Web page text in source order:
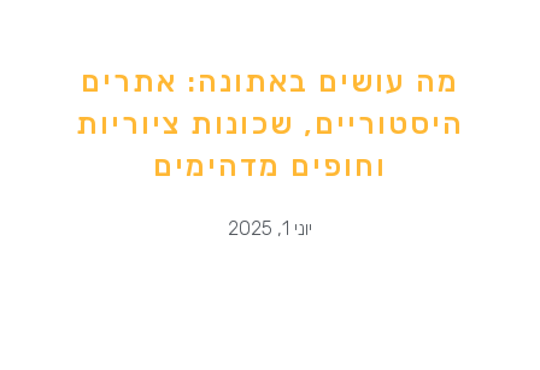
מה עושים באתונה: אתרים
היסטוריים, שכונות ציוריות
וחופים מדהימים
יוני 1, 2025